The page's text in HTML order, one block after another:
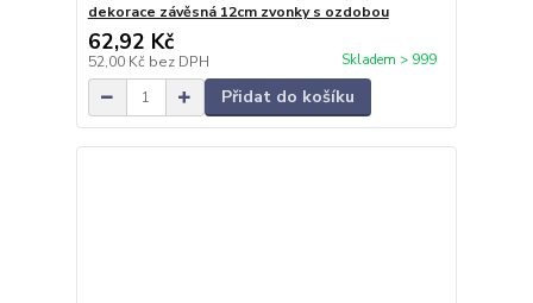
dekorace závěsná 12cm zvonky s ozdobou
62,92 Kč
52,00 Kč bez DPH Skladem > 999
Přidat do košíku